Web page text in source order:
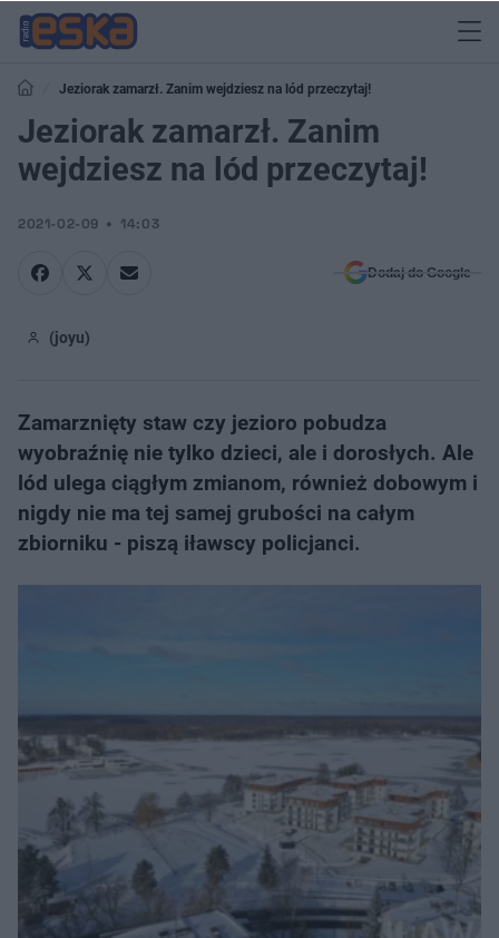
Jeziorak zamarzł. Zanim wejdziesz na lód przeczytaj!
Jeziorak zamarzł. Zanim
wejdziesz na lód przeczytaj!
2021-02-09 14:03
Dodaj do Google
(joyu)
Zamarznięty staw czy jezioro pobudza
wyobraźnię nie tylko dzieci, ale i dorosłych. Ale
lód ulega ciągłym zmianom, również dobowym i
nigdy nie ma tej samej grubości na całym
zbiorniku - piszą iławscy policjanci.